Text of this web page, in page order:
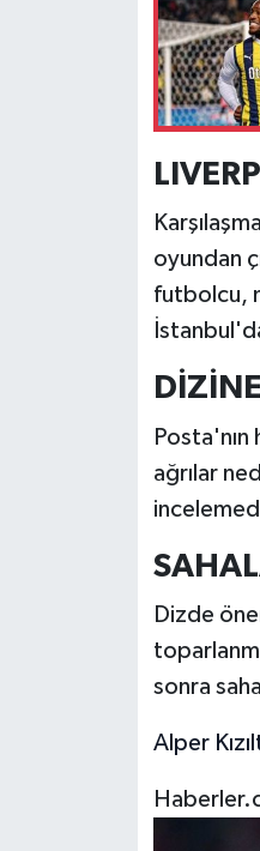
oyundan
futbolcu,
ağrılar
Dizde
sonra
Alper